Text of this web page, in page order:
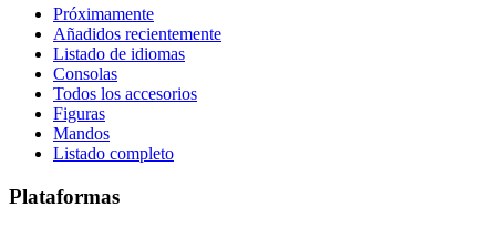
Próximamente
Añadidos recientemente
Listado de idiomas
Consolas
Todos los accesorios
Figuras
Mandos
Listado completo
Plataformas